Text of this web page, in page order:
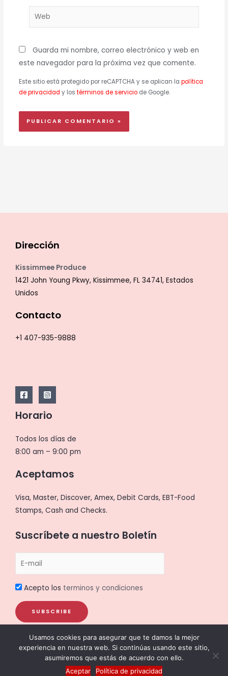
Web
Guarda mi nombre, correo electrónico y web en
este navegador para la próxima vez que comente.
Este sitio está protegido por reCAPTCHA y se aplican la política
de privacidad y los términos de serviciode Google.
Dirección
Kissimmee Produce
1421 John Young Pkwy, Kissimmee, FL 34741, Estados
Unidos
Contacto
+1 407-935-9888
Horario
Todos los días de
8:00 am – 9:00 pm
Aceptamos
Visa, Master, Discover, Amex, Debit Cards, EBT-Food
Stamps, Cash and Checks.
Suscríbete a nuestro Boletín
Acepto los terminos y condiciones
Usamos cookies para asegurar que te damos la mejor
experiencia en nuestra web. Si continúas usando este sitio,
asumiremos que estás de acuerdo con ello.
Aceptar
Política de privacidad